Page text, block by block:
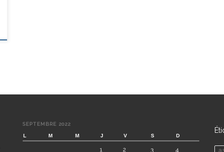
SEPTEMBRE 2022
L M M J V S D
1 2 3 4